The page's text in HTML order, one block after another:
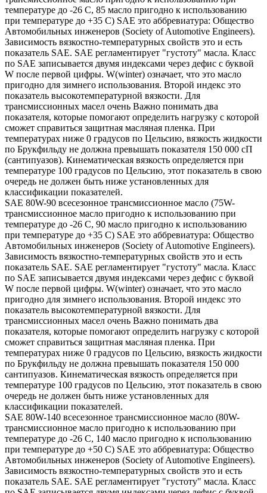
температуре до -26 С, 85 масло пригодно к использованию
при температуре до +35 С) SAE это аббревиатура: Общество
Автомобильных инженеров (Society of Automotive Engineers).
Зависимость вязкостно-температурных свойств это и есть
показатель SAE. SAE регламентирует "густоту" масла. Класс
по SAE записывается двумя индексами через дефис с буквой
W после первой цифры. W(winter) означает, что это масло
пригодно для зимнего использования. Второй индекс это
показатель высокотемпературной вязкости. Для
трансмиссионных масел очень Важно понимать два
показателя, которые помогают определить нагрузку с которой
сможет справиться защитная масляная пленка. При
температурах ниже 0 градусов по Цельсию, вязкость жидкости
по Брукфильду не должна превышать показателя 150 000 сП
(сантипуазов). Кинематическая вязкость определяется при
температуре 100 градусов по Цельсию, этот показатель в свою
очередь не должен быть ниже установленных для
классификации показателей.
SAE 80W-90 всесезонное трансмиссионное масло (75W-
трансмиссионное масло пригодно к использованию при
температуре до -26 С, 90 масло пригодно к использованию
при температуре до +35 С) SAE это аббревиатура: Общество
Автомобильных инженеров (Society of Automotive Engineers).
Зависимость вязкостно-температурных свойств это и есть
показатель SAE. SAE регламентирует "густоту" масла. Класс
по SAE записывается двумя индексами через дефис с буквой
W после первой цифры. W(winter) означает, что это масло
пригодно для зимнего использования. Второй индекс это
показатель высокотемпературной вязкости. Для
трансмиссионных масел очень Важно понимать два
показателя, которые помогают определить нагрузку с которой
сможет справиться защитная масляная пленка. При
температурах ниже 0 градусов по Цельсию, вязкость жидкости
по Брукфильду не должна превышать показателя 150 000
сантипуазов. Кинематическая вязкость определяется при
температуре 100 градусов по Цельсию, этот показатель в свою
очередь не должен быть ниже установленных для
классификации показателей.
SAE 80W-140 всесезонное трансмиссионное масло (80W-
трансмиссионное масло пригодно к использованию при
температуре до -26 С, 140 масло пригодно к использованию
при температуре до +50 С) SAE это аббревиатура: Общество
Автомобильных инженеров (Society of Automotive Engineers).
Зависимость вязкостно-температурных свойств это и есть
показатель SAE. SAE регламентирует "густоту" масла. Класс